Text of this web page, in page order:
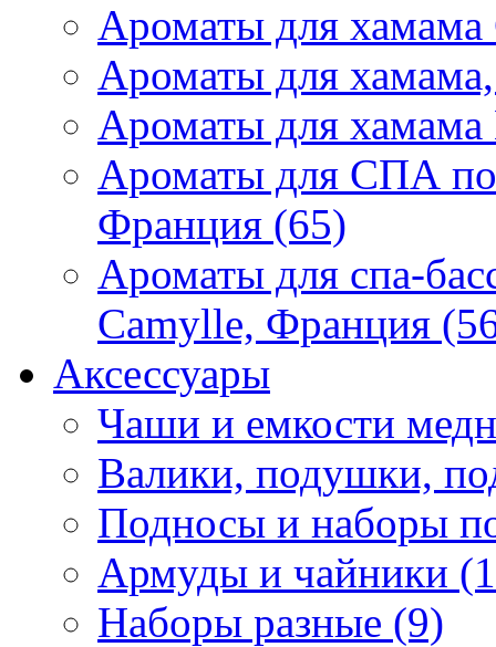
Ароматы для
Ароматы для
Ароматы для
Ароматы для СПА
Франция (65)
Ароматы для спа-
Camylle, Франция
Аксессуары
Чаши и емкости
Валики, подушки,
Подносы и наборы
Армуды и чайники
Наборы разные (9)